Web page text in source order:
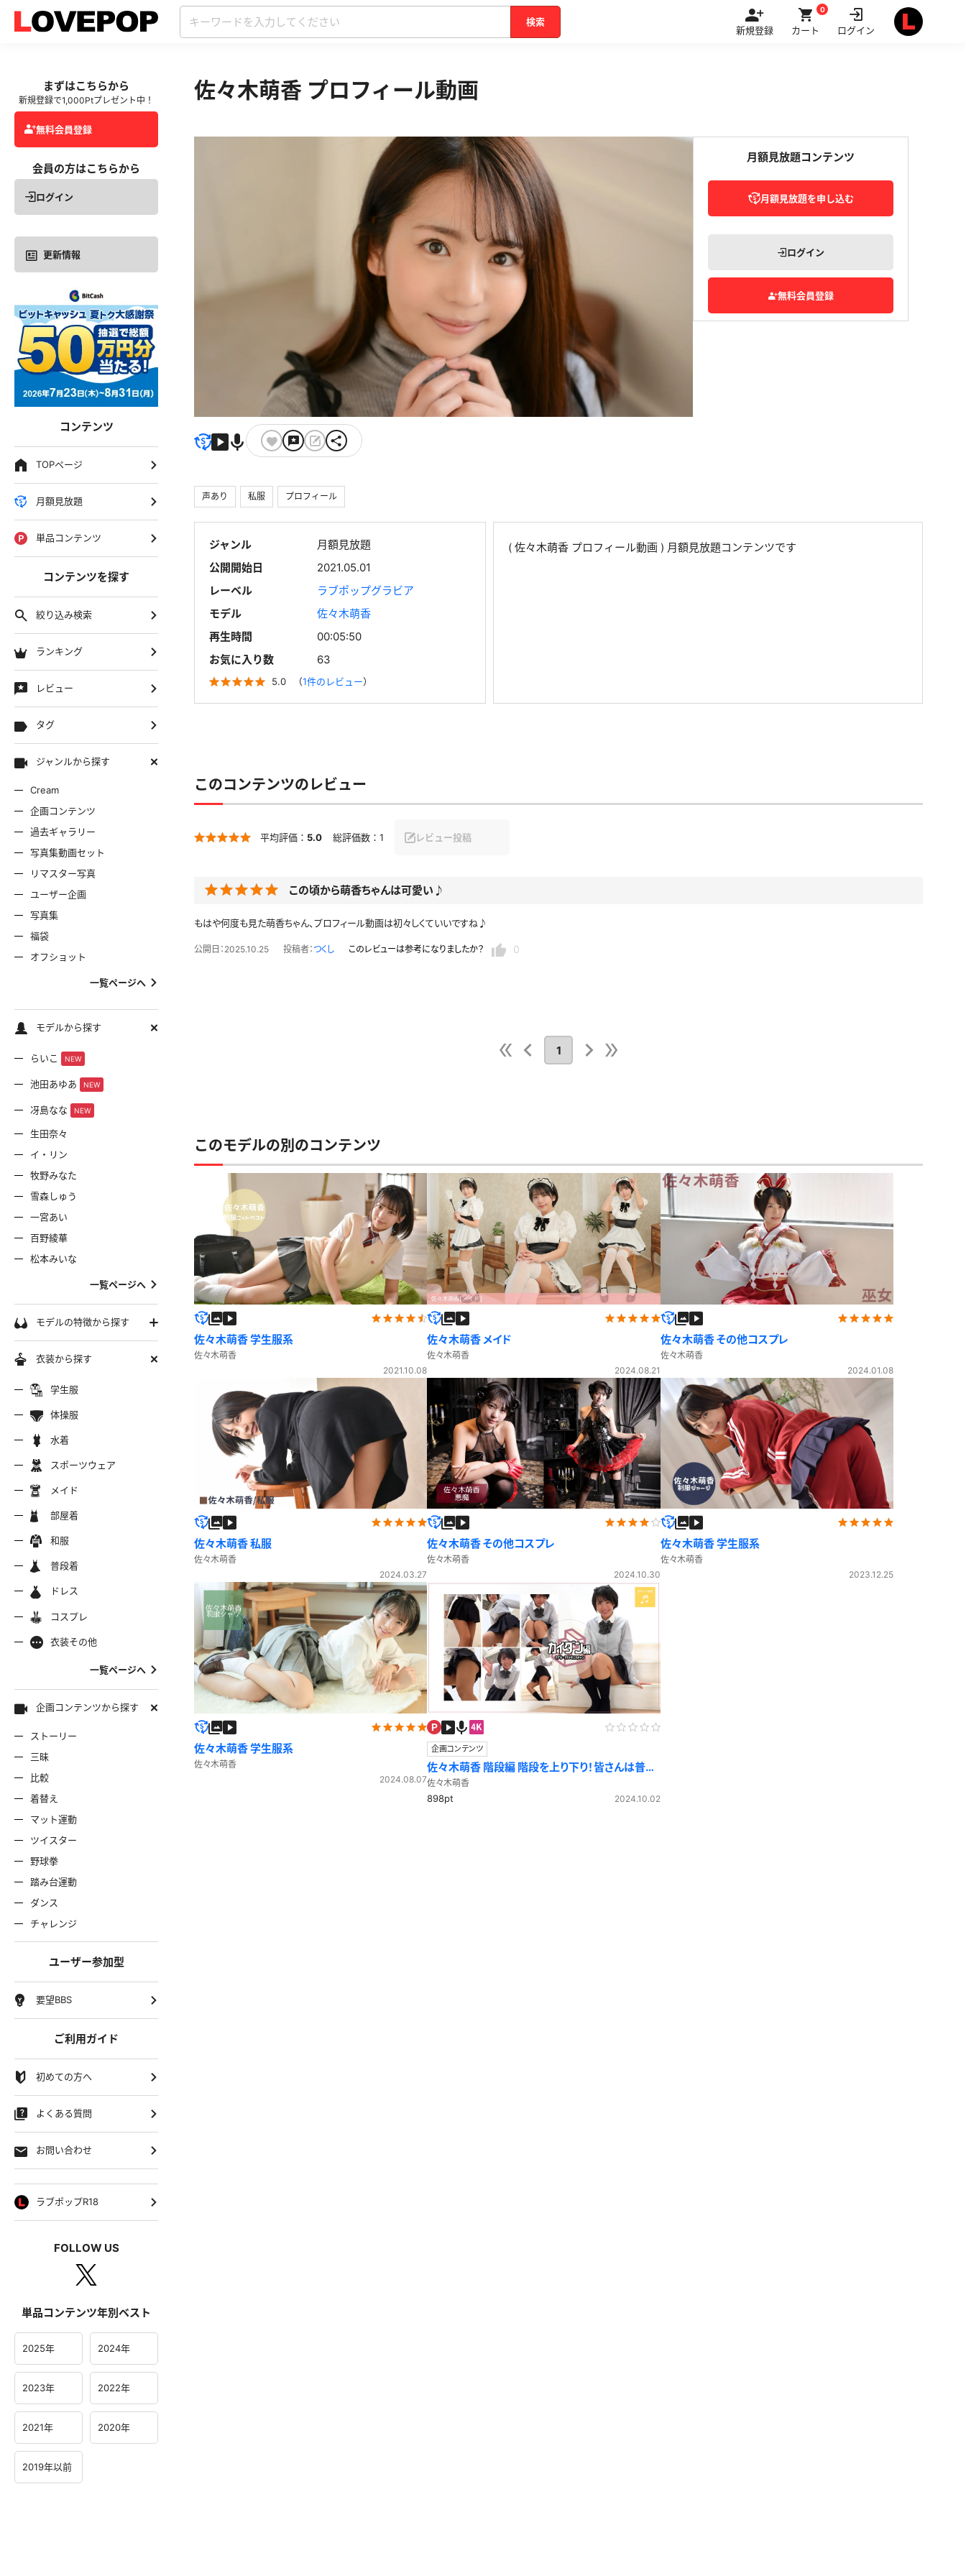
検索
新規登録 カート
0
ログイン
ラー夏服 セーラー冬服
制服カーディガン
ジャージ 制服ニットベスト
ベスト 制服吊りスカート
ワンピース
服
ミズ
リーダー
タード ジャージ
リー
ミソール Tシャツ
袴
ワンピース
ディングドレス わんぱくスタイル アイドル風
ウィン
エプロン
タオル コート
ディガン
まずはこちらから
新規登録で1,000Ptプレゼント中！
無料会員登録
会員の方はこちらから
ログイン
更新情報
コンテンツ
TOPページ
月額見放題
単品コンテンツ
コンテンツを探す
絞り込み検索
ランキング
レビュー
タグ
ジャンルから探す
Cream
企画コンテンツ
過去ギャラリー
写真集動画セット
リマスター写真
ユーザー企画
写真集
福袋
オフショット
一覧ページへ
モデルから探す
らいこ NEW
池田あゆあ NEW
冴島なな NEW
生田奈々
イ・リン
牧野みなた
雪森しゅう
一宮あい
百野綾華
松本みいな
一覧ページへ
モデルの特徴から探す
スレンダー
ムチムチ
ミニマム
色白
美脚
美尻
ちっぱい
衣装から探す
学生服
学生服 セーラー夏服 セーラー中間服 セーラー冬服
セーラー服 ブレザー 制服カーディガン
制服ジャージ 制服セーター 制服ニットベスト
制服パーカー 制服ポロシャツ 制服吊りスカート
制服ジャンパースカート 制服ワンピース 透けセーラー 制服コスプレ
制服Tシャツ
体操服
ブルマ 短パン
水着 水着 スクミズ 競泳水着 ビキニ
マイクロビキニ
スポーツウェア スポーツウェア チアリーダー テニス マーチングバンド
陸上 レオタード スパッツ ジャージ
メイド
メイド ガーリー ふりふり衣装
部屋着
部屋着 Tシャツ
和服
浴衣
普段着 普段着 ワンピース
ホットパンツ 地雷風コーデ ジーンズ
ドレス
チャイナドレス ウェディングドレス
コスプレ コスプレ レースリミテーション わんぱくスタイル
バニーガール ハロウィン クリスマス
衣装その他
ナース 下着 ミニスカ
バスローブ バスタオル 透け コート
セーター カーディガン パーカー
一覧ページへ
企画コンテンツから探す
ストーリー
三昧
比較
着替え
マット運動
ツイスター
野球拳
踏み台運動
ダンス
チャレンジ
ユーザー参加型
要望BBS
ご利用ガイド
初めての方へ
よくある質問
お問い合わせ
ラブポップR18
FOLLOW US
単品コンテンツ年別ベスト
2025年 2024年
2023年 2022年
2021年 2020年
2019年以前
佐々木萌香 プロフィール動画
月額見放題コンテンツ
月額見放題を申し込む
ログイン
無料会員登録
声あり 私服 プロフィール
ジャンル
月額見放題
公開開始日
2021.05.01
レーベル
ラブポップグラビア
モデル
佐々木萌香
再生時間
00:05:50
お気に入り数
63
5.0 （1件のレビュー）
( 佐々木萌香 プロフィール動画 ) 月額見放題コンテンツです
このコンテンツのレビュー
平均評価： 5.0 総評価数： 1 レビュー投稿
この頃から萌香ちゃんは可愛い♪
もはや何度も見た萌香ちゃん、プロフィール動画は初々しくていいですね♪
公開日：2025.10.25 投稿者： つくし このレビューは参考になりましたか？ 0
1
このモデルの別のコンテンツ
佐々木萌香 学生服系
佐々木萌香
2021.10.08
佐々木萌香 メイド
佐々木萌香
2024.08.21
佐々木萌香 その他コスプレ
佐々木萌香
2024.01.08
佐々木萌香 私服
佐々木萌香
2024.03.27
佐々木萌香 その他コスプレ
佐々木萌香
2024.10.30
佐々木萌香 学生服系
佐々木萌香
2023.12.25
佐々木萌香 学生服系
佐々木萌香
2024.08.07
企画コンテンツ
佐々木萌香 階段編 階段を上り下り！皆さんは普段
階段使いますか？？
佐々木萌香
898pt 2024.10.02